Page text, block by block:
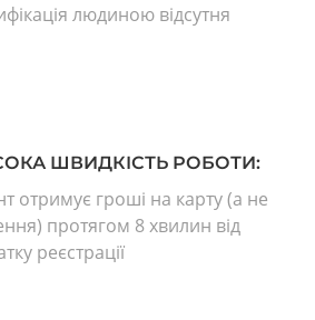
людиною відсутня
ШВИДКІСТЬ РОБОТИ:
отримує гроші на карту (а не
протягом 8 хвилин від
реєстрації